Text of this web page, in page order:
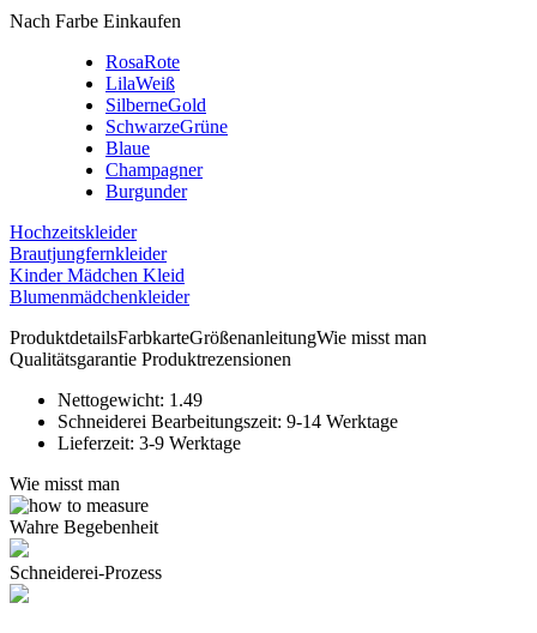
Nach Farbe Einkaufen
RosaRote
LilaWeiß
SilberneGold
SchwarzeGrüne
Blaue
Champagner
Burgunder
Hochzeitskleider
Brautjungfernkleider
Kinder Mädchen Kleid
Blumenmädchenkleider
ProduktdetailsFarbkarteGrößenanleitungWie misst man
Qualitätsgarantie Produktrezensionen
Nettogewicht: 1.49
Schneiderei Bearbeitungszeit: 9-14 Werktage
Lieferzeit: 3-9 Werktage
Wie misst man
Wahre Begebenheit
Schneiderei-Prozess